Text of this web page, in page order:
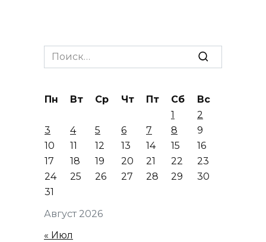
Search
for:
Август 2026
Пн Вт Ср Чт Пт Сб
Вс
1
2
3
4 5 6 7 8
9
10
11 12 13 14 15
16
17
18 19 20 21 22
23
24
25 26 27 28 29
30
31
« Июл